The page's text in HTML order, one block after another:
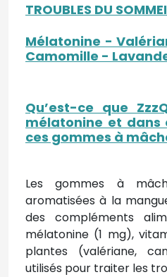
TROUBLES DU
Mélatonine -
Camomille -
Qu’est-ce que
mélatonine et dans
ces gommes à
Les gommes à
aromatisées à la
des compléments
mélatonine (1 mg),
plantes (valériane,
utilisés pour traiter les